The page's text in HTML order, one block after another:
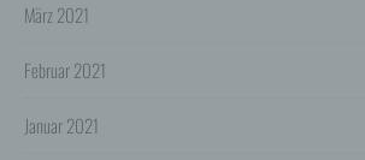
März 2021
Februar 2021
Januar 2021
an einen Zahlungsdienstleister) oder für
zu erfüllen (z.B. Adressmitteilung an
Bei der Kontaktaufnahme mit uns (per
oder Email) werden die Angaben des